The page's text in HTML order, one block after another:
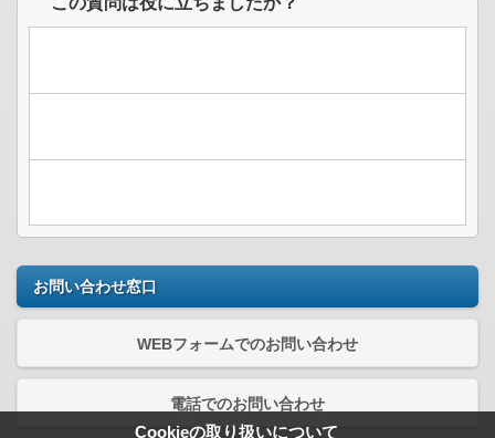
Cookieの取り扱いについて
お問い合わせ窓口
WEBフォームでのお問い合わせ
電話でのお問い合わせ